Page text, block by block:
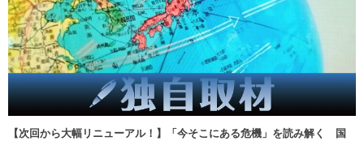
【次回から大幅リニューアル！】「今そこにある危機」を読み解く 国